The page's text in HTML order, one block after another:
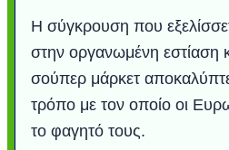
Η σύγκρουση που
στην οργανωμένη εστίαση
σούπερ μάρκετ
τρόπο με τον οποίο οι
το φαγητό τους.